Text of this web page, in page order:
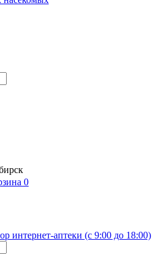
0
интернет-аптеки (с 9:00 до 18:00)